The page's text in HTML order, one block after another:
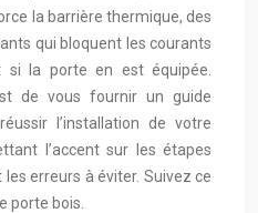
la barrière thermique, des
qui bloquent les courants
si la porte en est équipée.
de vous fournir un guide
l’installation de votre
l’accent sur les étapes
erreurs à éviter. Suivez ce
porte bois.